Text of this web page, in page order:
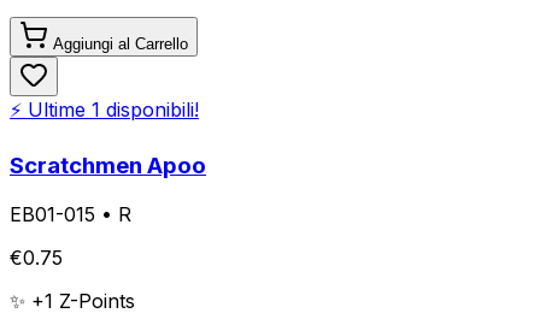
Aggiungi al Carrello
⚡ Ultime 1 disponibili!
Scratchmen Apoo
EB01-015 • R
€0.75
✨ +1 Z-Points